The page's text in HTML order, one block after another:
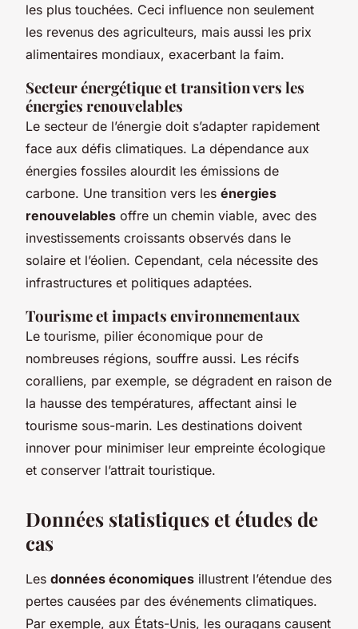
les plus touchées. Ceci influence non seulement
les revenus des agriculteurs, mais aussi les prix
alimentaires mondiaux, exacerbant la faim.
Secteur énergétique et transition vers les
énergies renouvelables
Le secteur de l’énergie doit s’adapter rapidement
face aux défis climatiques. La dépendance aux
énergies fossiles alourdit les émissions de
carbone. Une transition vers les énergies
renouvelables offre un chemin viable, avec des
investissements croissants observés dans le
solaire et l’éolien. Cependant, cela nécessite des
infrastructures et politiques adaptées.
Tourisme et impacts environnementaux
Le tourisme, pilier économique pour de
nombreuses régions, souffre aussi. Les récifs
coralliens, par exemple, se dégradent en raison de
la hausse des températures, affectant ainsi le
tourisme sous-marin. Les destinations doivent
innover pour minimiser leur empreinte écologique
et conserver l’attrait touristique.
Données statistiques et études de
cas
Les données économiques illustrent l’étendue des
pertes causées par des événements climatiques.
Par exemple, aux États-Unis, les ouragans causent